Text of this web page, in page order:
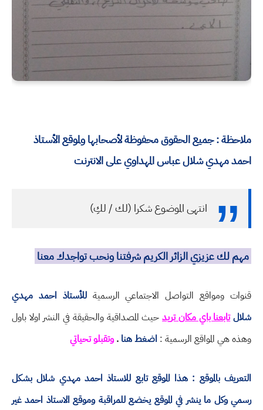
ملاحظة : جميع الحقوق محفوظة لأصحابها ولموقع الأستاذ
احمد مهدي شلال عباس المهداوي على الانترنت
انتهى الموضوع شكرا (لك / لكِ)
مهم لك عزيزي الزائر الكريم شرفتنا ونحب تواجدك معنا
قنوات ومواقع التواصل الاجتماعي الرسميةللأستاذ احمد مهدي
شلالتابعنا باي مكان تريدحيث المصداقية والحقيقة في النشر اولا باول
وهذه هي المواقع الرسمية : اضغط هنا .وتقبلو تحياتي
التعريف بالموقع : هذا الموقع تابع للاستاذ احمد مهدي شلال بشكل
رسمي وكل ما ينشر في الموقع يخضع للمراقبة وموقع الاستاذ احمد غير